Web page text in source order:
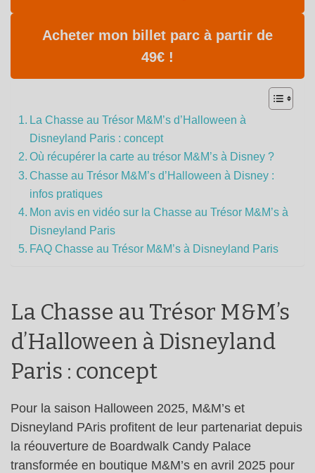
Acheter mon billet parc à partir de
49€ !
La Chasse au Trésor M&M’s d’Halloween à
Disneyland Paris : concept
Où récupérer la carte au trésor M&M’s à Disney ?
Chasse au Trésor M&M’s d’Halloween à Disney :
infos pratiques
Mon avis en vidéo sur la Chasse au Trésor M&M’s à
Disneyland Paris
FAQ Chasse au Trésor M&M’s à Disneyland Paris
La Chasse au Trésor M&M’s
d’Halloween à Disneyland
Paris : concept
Pour la saison Halloween 2025, M&M’s et
Disneyland PAris profitent de leur partenariat depuis
la réouverture de Boardwalk Candy Palace
transformée en boutique M&M’s en avril 2025 pour